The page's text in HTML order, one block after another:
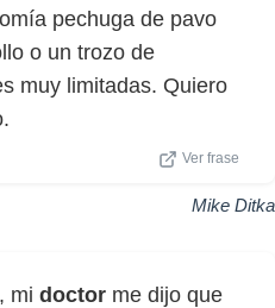
pechuga de pavo
o un trozo de
muy limitadas. Quiero
Ver frase
Mike Ditka
mi doctor me dijo que